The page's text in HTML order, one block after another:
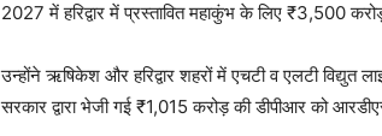
2027 में हरिद्वार में प्रस्तावित महाकुंभ के लिए ₹3,500
उन्होंने ऋषिकेश और हरिद्वार शहरों में एचटी व एलटी विद्युत
सरकार द्वारा भेजी गई ₹1,015 करोड़ की डीपीआर को